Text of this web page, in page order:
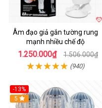
Âm đạo giả gắn tường rung
mạnh nhiều chế độ
1.250.000₫ 1.506.000₫
(940)
-13%
Hot
5